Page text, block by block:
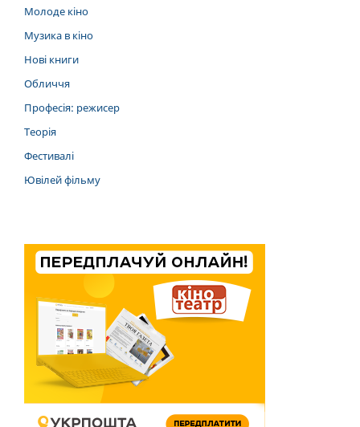
Молоде кіно
Музика в кіно
Нові книги
Обличчя
Професія: режисер
Теорія
Фестивалі
Ювілей фільму